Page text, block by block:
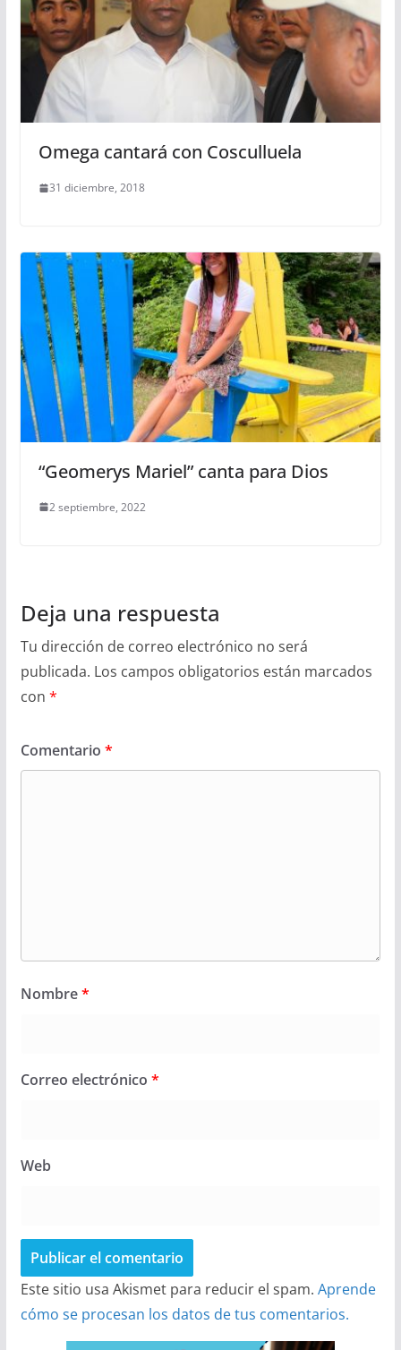
Omega cantará con Cosculluela
31 diciembre, 2018
“Geomerys Mariel” canta para Dios
2 septiembre, 2022
Deja una respuesta
Tu dirección de correo electrónico no será
publicada. Los campos obligatorios están marcados
con *
Comentario *
Nombre*
Correo electrónico *
Web
Este sitio usa Akismet para reducir el spam. Aprende
cómo se procesan los datos de tus comentarios.